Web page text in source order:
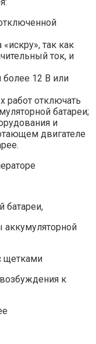
так как
ток, и
12 В или
работ отключать
батареи;
и
двигателе
батареи,
аккумуляторной
щетками
к